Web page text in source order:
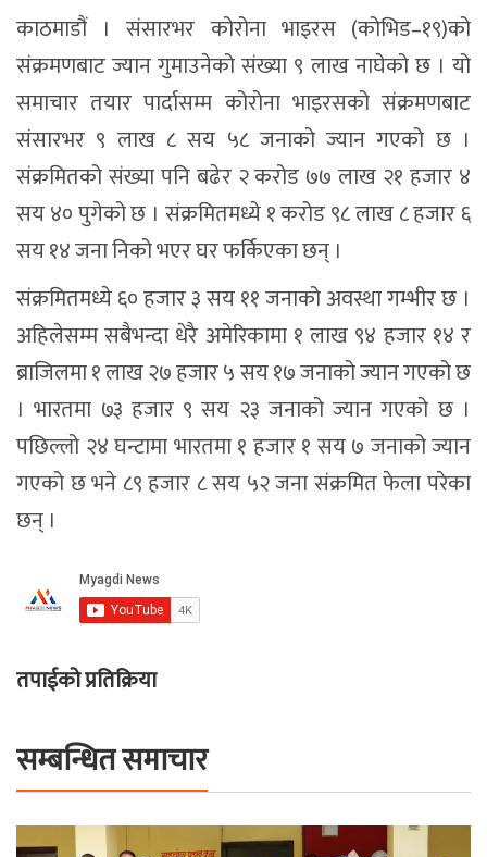
काठमाडौं । संसारभर कोरोना भाइरस (कोभिड–१९)को
संक्रमणबाट ज्यान गुमाउनेको संख्या ९ लाख नाघेको छ । यो
समाचार तयार पार्दासम्म कोरोना भाइरसको संक्रमणबाट
संसारभर ९ लाख ८ सय ५८ जनाको ज्यान गएको छ ।
संक्रमितको संख्या पनि बढेर २ करोड ७७ लाख २१ हजार ४
सय ४० पुगेको छ । संक्रमितमध्ये १ करोड ९८ लाख ८ हजार ६
सय १४ जना निको भएर घर फर्किएका छन् ।
संक्रमितमध्ये ६० हजार ३ सय ११ जनाको अवस्था गम्भीर छ ।
अहिलेसम्म सबैभन्दा धेरै अमेरिकामा १ लाख ९४ हजार १४ र
ब्राजिलमा १ लाख २७ हजार ५ सय १७ जनाको ज्यान गएको छ
। भारतमा ७३ हजार ९ सय २३ जनाको ज्यान गएको छ ।
पछिल्लो २४ घन्टामा भारतमा १ हजार १ सय ७ जनाको ज्यान
गएको छ भने ८९ हजार ८ सय ५२ जना संक्रमित फेला परेका
छन् ।
तपाईको प्रतिक्रिया
सम्बन्धित समाचार